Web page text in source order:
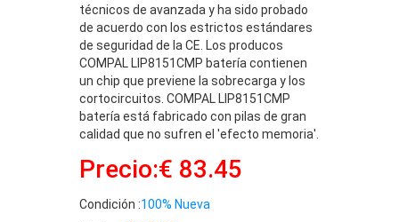
técnicos de avanzada y ha sido probado
de acuerdo con los estrictos estándares
de seguridad de la CE. Los producos
COMPAL LIP8151CMP batería contienen
un chip que previene la sobrecarga y los
cortocircuitos. COMPAL LIP8151CMP
batería está fabricado con pilas de gran
calidad que no sufren el 'efecto memoria'.
Precio:€ 83.45
Condición :100% Nueva